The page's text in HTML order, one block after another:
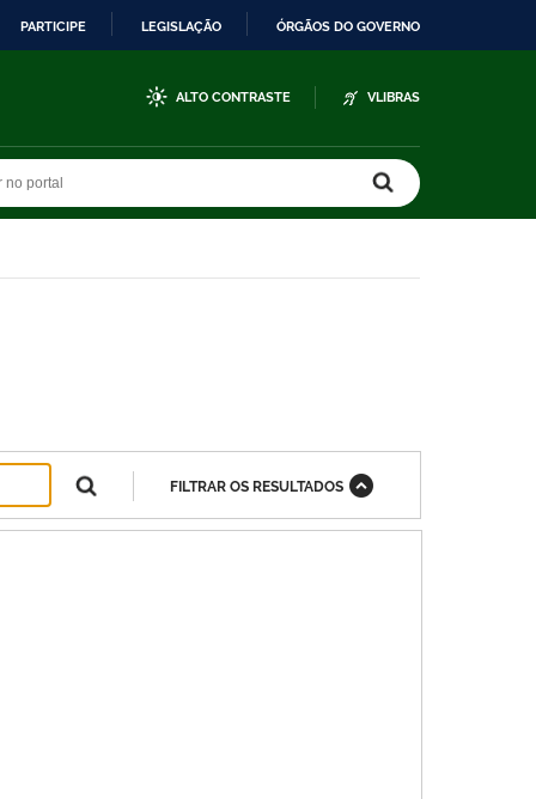
PARTICIPE LEGISLAÇÃO ÓRGÃOS DO GOVERNO
ALTO CONTRASTE VLIBRAS
FILTRAR OS RESULTADOS